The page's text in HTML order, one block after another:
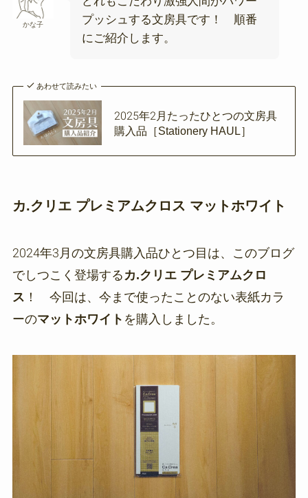
かな子
プッシュする文房具です！ 順番
にご紹介します。
あわせて読みたい
2025年2月たったひとつの文房具
購入品［Stationery HAUL］
カ.クリエ プレミアムクロス マットホワイト
2024年3月の文房具購入品ひとつ目は、このブログ
でしつこく登場する カ.クリエ プレミアムクロ
ス ！ 今回は、今まで使ったことのない表紙カラ
ーのマットホワイト を購入しました。